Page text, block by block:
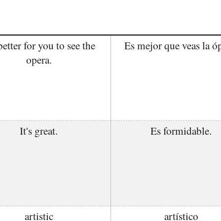
for you to see the
opera.
Es mejor que veas la
It's great. Es formidable.
artistic artístico